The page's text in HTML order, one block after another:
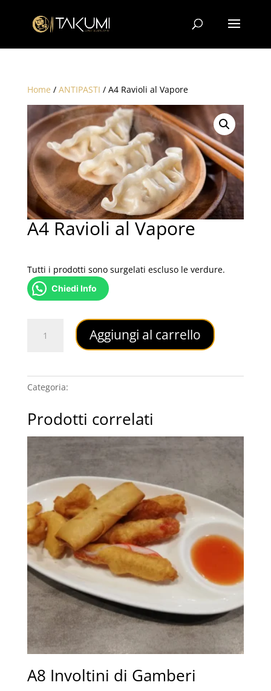
Home / ANTIPASTI / A4 Ravioli al Vapore
A4 Ravioli al Vapore
Tutti i prodotti sono surgelati escluso le verdure.
Chiedi Info
Ravioli
quantità
Aggiungi al carrello
Categoria:
Prodotti correlati
A8 Involtini di Gamberi